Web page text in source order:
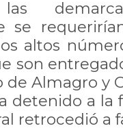
se
altos
son
Almagro y
detenido a la
retrocedió a